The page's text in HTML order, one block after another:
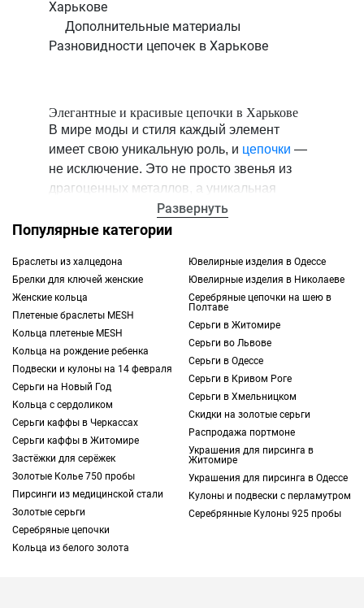
Харькове
Дополнительные материалы
Разновидности цепочек в Харькове
Элегантные и красивые цепочки в Харькове
В мире моды и стиля каждый элемент
имеет свою уникальную роль, и цепочки —
не исключение. Это не просто звенья из
драгоценных металлов, а уникальная
ювелирная композиция, способная
преобразить любой образ и придать ему
прекрасно подходят как для повседневной
носки, так и вечерних нарядов.Ювелирные
изделия
этого типа считаются
универсальным вариантом, поэтому их
носят как женщины, так и мужчины.
Решив купить цепочку в Харькове, изучите
каталог интернет-магазина TOUS. В
ассортименте представлено большое
количество моделей, которые различаются
по форме, размеру, длине, материалам и
так далее. Это позволяет вам без труда
подобрать и заказать украшения с
доставкой.
Развернуть
Популярные категории
Браслеты из халцедона
Брелки для ключей женские
Женские кольца
Плетеные браслеты MESH
Кольца плетеные MESH
Кольца на рождение ребенка
Подвески и кулоны на 14 февраля
Серьги на Новый Год
Кольца с сердоликом
Серьги каффы в Черкассах
Серьги каффы в Житомире
Застёжки для серёжек
Золотые Колье 750 пробы
Пирсинги из медицинской стали
Золотые серьги
Серебряные цепочки
Кольца из белого золота
Ювелирные изделия в Одессе
Ювелирные изделия в Николаеве
Серебряные цепочки на шею в
Полтаве
Серьги в Житомире
Серьги во Львове
Серьги в Одессе
Серьги в Кривом Роге
Серьги в Хмельницком
Скидки на золотые серьги
Распродажа портмоне
Украшения для пирсинга в
Житомире
Украшения для пирсинга в Одессе
Кулоны и подвески с перламутром
Серебрянные Кулоны 925 пробы